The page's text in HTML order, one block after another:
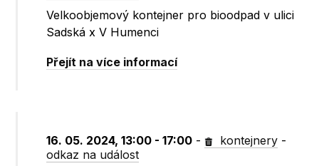
Velkoobjemový kontejner pro bioodpad v ulici
Sadská x V Humenci
Přejít na více informací
16. 05. 2024, 13:00 - 17:00 - kontejnery -
odkaz na událost